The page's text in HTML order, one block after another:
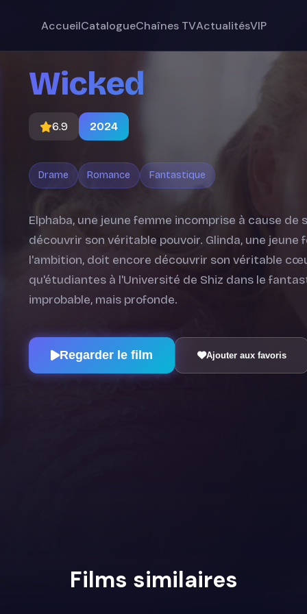
AccueilCatalogueChaînes TVActualitésVIP
Wicked
6.9 2024
Drame Romance Fantastique
Elphaba, une jeune femme incomprise à cause
découvrir son véritable pouvoir. Glinda, une
l'ambition, doit encore découvrir son véritable
qu'étudiantes à l'Université de Shiz dans le
improbable, mais profonde.
Regarder le film Ajouter aux favoris
Films similaires